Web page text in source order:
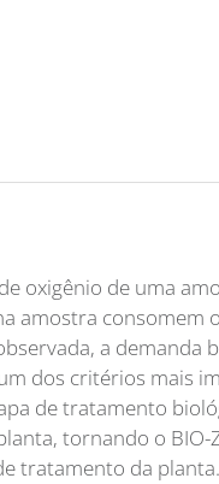
oxigênio de uma
amostra consomem
a demanda
dos critérios mais
de tratamento
tornando o BIO-
tratamento da planta.